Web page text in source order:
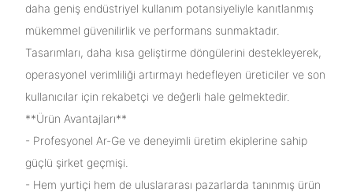
daha geniş endüstriyel kullanım potansiyeliyle kanıtlanmış
mükemmel güvenilirlik ve performans sunmaktadır.
Tasarımları, daha kısa geliştirme döngülerini destekleyerek,
operasyonel verimliliği artırmayı hedefleyen üreticiler ve son
kullanıcılar için rekabetçi ve değerli hale gelmektedir.
**Ürün Avantajları**
- Profesyonel Ar-Ge ve deneyimli üretim ekiplerine sahip
güçlü şirket geçmişi.
- Hem yurtiçi hem de uluslararası pazarlarda tanınmış ürün